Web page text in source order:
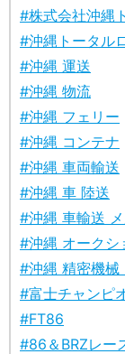
#株式会社沖縄
#沖縄トータル
#沖縄 運送
#沖縄 物流
#沖縄 フェリー
#沖縄 コンテナ
#沖縄 車両輸送
#沖縄 車 陸送
#沖縄 車輸送 メ
#沖縄 オークシ
#沖縄 精密機
#富士チャンピ
#FT86
#86＆BRZレー